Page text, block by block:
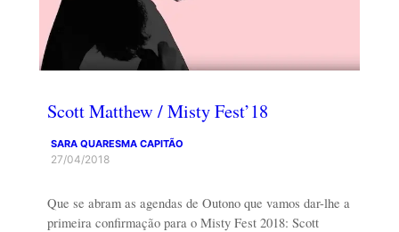
Scott Matthew / Misty Fest’18
SARA QUARESMA CAPITÃO
27/04/2018
Que se abram as agendas de Outono que vamos dar-lhe a
primeira confirmação para o Misty Fest 2018: Scott